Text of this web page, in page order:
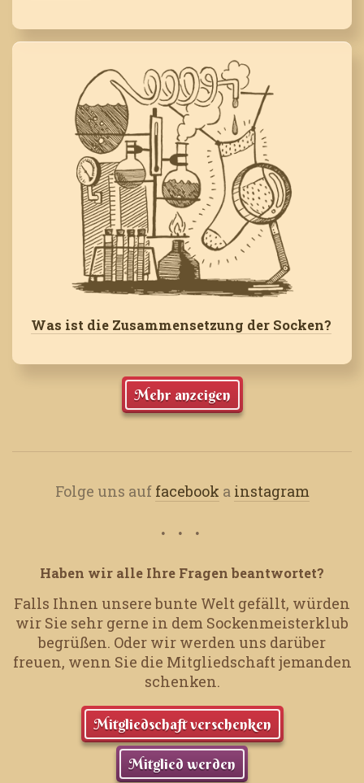
Was ist die Zusammensetzung der Socken?
Mehr anzeigen
Folge uns auf facebook a instagram
Haben wir alle Ihre Fragen beantwortet?
Falls Ihnen unsere bunte Welt gefällt, würden
wir Sie sehr gerne in dem Sockenmeisterklub
begrüßen. Oder wir werden uns darüber
freuen, wenn Sie die Mitgliedschaft jemanden
schenken.
Mitgliedschaft verschenken
Mitglied werden